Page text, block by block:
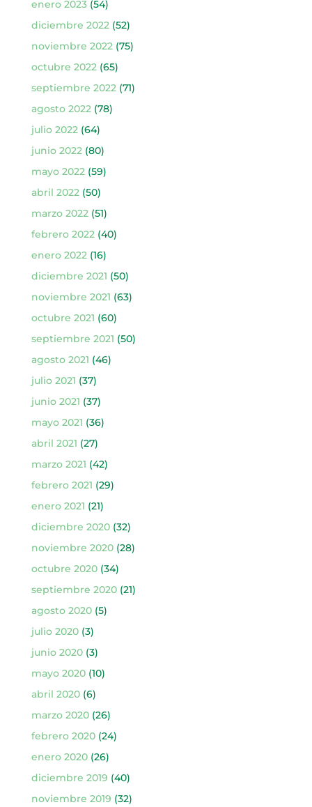
enero 2023(54)
diciembre 2022 (52)
noviembre 2022 (75)
octubre 2022 (65)
septiembre 2022 (71)
agosto 2022 (78)
julio 2022 (64)
junio 2022 (80)
mayo 2022 (59)
abril 2022 (50)
marzo 2022 (51)
febrero 2022 (40)
enero 2022 (16)
diciembre 2021 (50)
noviembre 2021 (63)
octubre 2021 (60)
septiembre 2021 (50)
agosto 2021 (46)
julio 2021 (37)
junio 2021 (37)
mayo 2021 (36)
abril 2021 (27)
marzo 2021 (42)
febrero 2021 (29)
enero 2021 (21)
diciembre 2020(32)
noviembre 2020(28)
octubre 2020(34)
septiembre 2020(21)
agosto 2020(5)
julio 2020(3)
junio 2020(3)
mayo 2020(10)
abril 2020(6)
marzo 2020(26)
febrero 2020(24)
enero 2020(26)
diciembre 2019 (40)
noviembre 2019 (32)